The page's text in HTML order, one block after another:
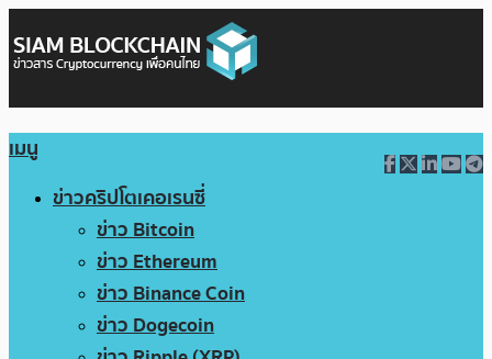
เมนู
ข่าวคริปโตเคอเรนซี่
ข่าว Bitcoin
ข่าว Ethereum
ข่าว Binance Coin
ข่าว Dogecoin